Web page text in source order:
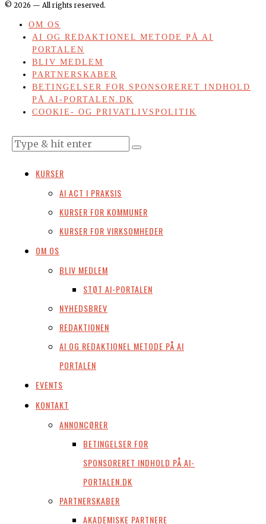
© 2026 — All rights reserved.
OM OS
AI OG REDAKTIONEL METODE PÅ AI
PORTALEN
BLIV MEDLEM
PARTNERSKABER
BETINGELSER FOR SPONSORERET INDHOLD
PÅ AI-PORTALEN.DK
COOKIE- OG PRIVATLIVSPOLITIK
KURSER
AI ACT I PRAKSIS
KURSER FOR KOMMUNER
KURSER FOR VIRKSOMHEDER
OM OS
BLIV MEDLEM
STØT AI-PORTALEN
NYHEDSBREV
REDAKTIONEN
AI OG REDAKTIONEL METODE PÅ AI
PORTALEN
EVENTS
KONTAKT
ANNONCØRER
BETINGELSER FOR
SPONSORERET INDHOLD PÅ AI-
PORTALEN.DK
PARTNERSKABER
AKADEMISKE PARTNERE